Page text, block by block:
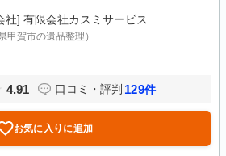
社] 有限会社カスミサービス
甲賀市の遺品整理）
4.91 口コミ・評判 129件
お気に入りに追加